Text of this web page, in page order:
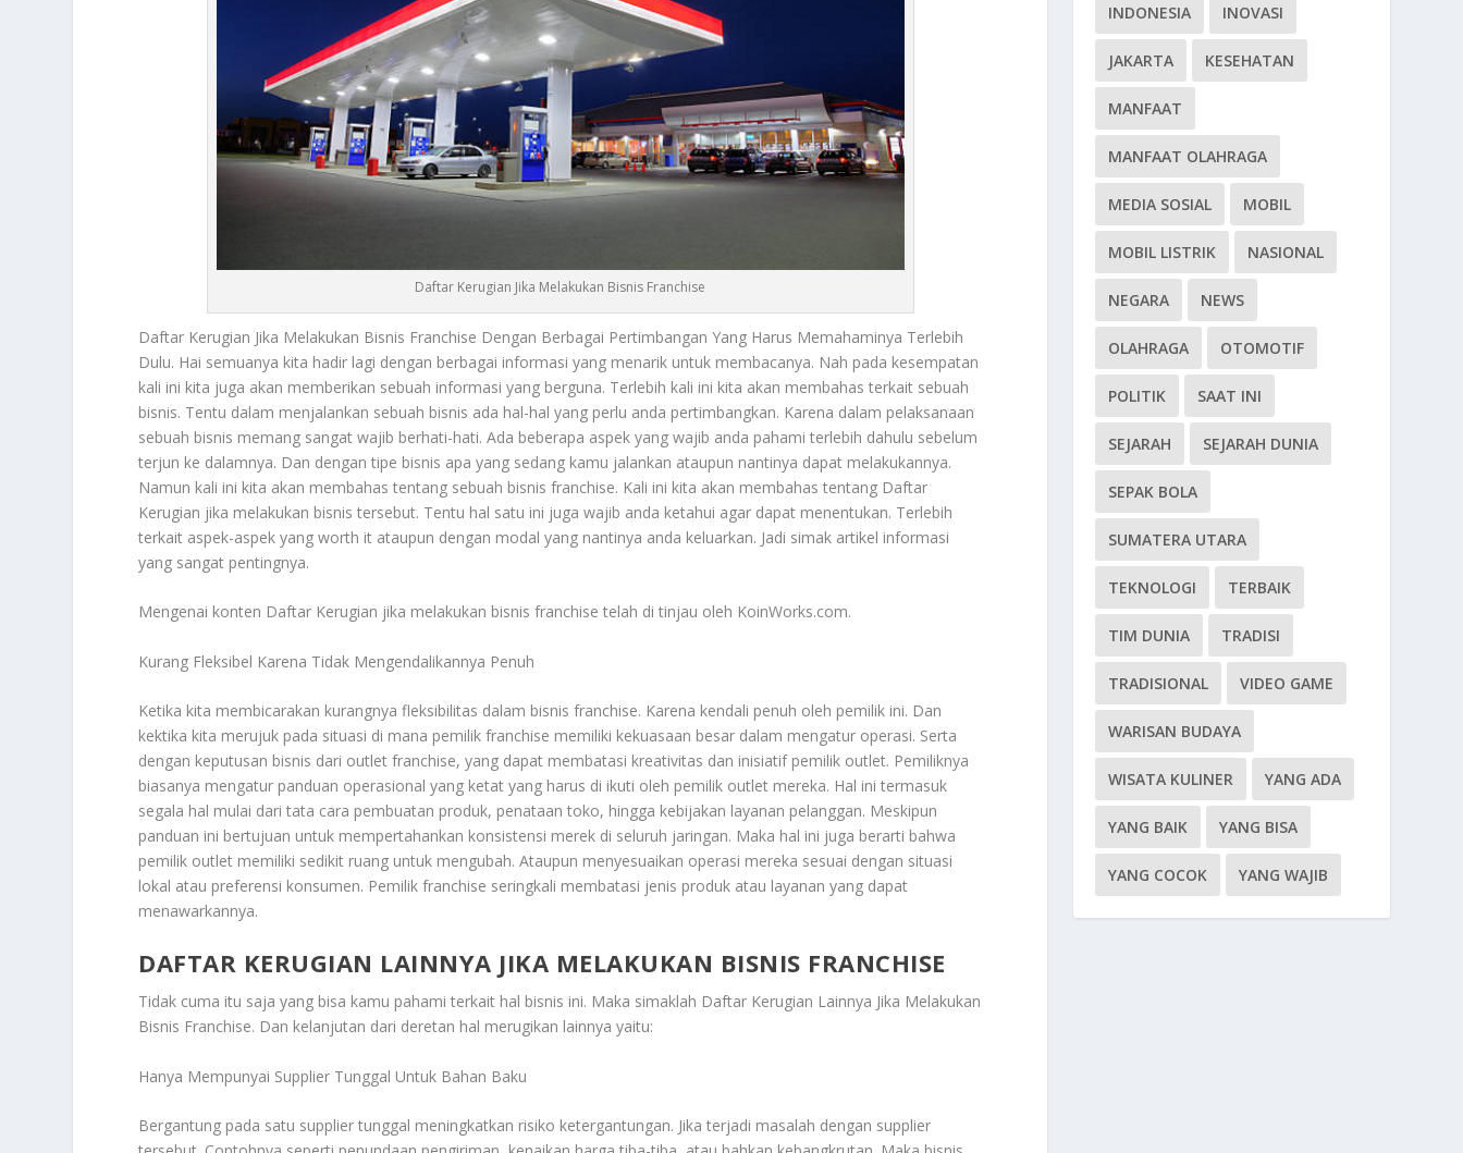
Daftar Kerugian Jika Melakukan Bisnis Franchise
Daftar Kerugian Jika Melakukan Bisnis Franchise Dengan Berbagai Pertimbangan Yang Harus Memahaminya Terlebih
Dulu. Hai semuanya kita hadir lagi dengan berbagai informasi yang menarik untuk membacanya. Nah pada kesempatan
kali ini kita juga akan memberikan sebuah informasi yang berguna. Terlebih kali ini kita akan membahas terkait sebuah
bisnis. Tentu dalam menjalankan sebuah bisnis ada hal-hal yang perlu anda pertimbangkan. Karena dalam pelaksanaan
sebuah bisnis memang sangat wajib berhati-hati. Ada beberapa aspek yang wajib anda pahami terlebih dahulu sebelum
terjun ke dalamnya. Dan dengan tipe bisnis apa yang sedang kamu jalankan ataupun nantinya dapat melakukannya.
Namun kali ini kita akan membahas tentang sebuah bisnis franchise. Kali ini kita akan membahas tentang Daftar
Kerugian jika melakukan bisnis tersebut. Tentu hal satu ini juga wajib anda ketahui agar dapat menentukan. Terlebih
terkait aspek-aspek yang worth it ataupun dengan modal yang nantinya anda keluarkan. Jadi simak artikel informasi
yang sangat pentingnya.
Mengenai konten Daftar Kerugian jika melakukan bisnis franchise telah di tinjau oleh KoinWorks.com.
Kurang Fleksibel Karena Tidak Mengendalikannya Penuh
Ketika kita membicarakan kurangnya fleksibilitas dalam bisnis franchise. Karena kendali penuh oleh pemilik ini. Dan
kektika kita merujuk pada situasi di mana pemilik franchise memiliki kekuasaan besar dalam mengatur operasi. Serta
dengan keputusan bisnis dari outlet franchise, yang dapat membatasi kreativitas dan inisiatif pemilik outlet. Pemiliknya
biasanya mengatur panduan operasional yang ketat yang harus di ikuti oleh pemilik outlet mereka. Hal ini termasuk
segala hal mulai dari tata cara pembuatan produk, penataan toko, hingga kebijakan layanan pelanggan. Meskipun
panduan ini bertujuan untuk mempertahankan konsistensi merek di seluruh jaringan. Maka hal ini juga berarti bahwa
pemilik outlet memiliki sedikit ruang untuk mengubah. Ataupun menyesuaikan operasi mereka sesuai dengan situasi
lokal atau preferensi konsumen. Pemilik franchise seringkali membatasi jenis produk atau layanan yang dapat
menawarkannya.
DAFTAR KERUGIAN LAINNYA JIKA MELAKUKAN BISNIS FRANCHISE
Tidak cuma itu saja yang bisa kamu pahami terkait hal bisnis ini. Maka simaklah Daftar Kerugian Lainnya Jika Melakukan
Bisnis Franchise. Dan kelanjutan dari deretan hal merugikan lainnya yaitu:
Hanya Mempunyai Supplier Tunggal Untuk Bahan Baku
Bergantung pada satu supplier tunggal meningkatkan risiko ketergantungan. Jika terjadi masalah dengan supplier
INDONESIA INOVASI
JAKARTA KESEHATAN
MANFAAT
MANFAAT OLAHRAGA
MEDIA SOSIAL MOBIL
MOBIL LISTRIK NASIONAL
NEGARA NEWS
OLAHRAGA OTOMOTIF
POLITIK SAAT INI
SEJARAH SEJARAH DUNIA
SEPAK BOLA
SUMATERA UTARA
TEKNOLOGI TERBAIK
TIM DUNIA TRADISI
TRADISIONAL VIDEO GAME
WARISAN BUDAYA
WISATA KULINER YANG ADA
YANG BAIK YANG BISA
YANG COCOK YANG WAJIB